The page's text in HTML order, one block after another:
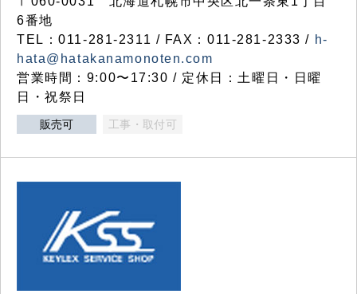
6番地
TEL：011-281-2311 / FAX：011-281-2333 / h-
hata@hatakanamonoten.com
営業時間：9:00〜17:30 / 定休日：土曜日・日曜
日・祝祭日
販売可 工事・取付可